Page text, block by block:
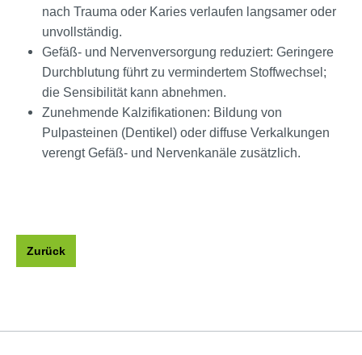
nach Trauma oder Karies verlaufen langsamer oder
unvollständig.
Gefäß- und Nervenversorgung reduziert: Geringere
Durchblutung führt zu vermindertem Stoffwechsel;
die Sensibilität kann abnehmen.
Zunehmende Kalzifikationen: Bildung von
Pulpasteinen (Dentikel) oder diffuse Verkalkungen
verengt Gefäß- und Nervenkanäle zusätzlich.
Zurück